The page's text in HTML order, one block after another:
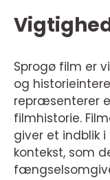
Sprogø film er
og
repræsenterer
filmhistorie.
giver et indblik
kontekst, som